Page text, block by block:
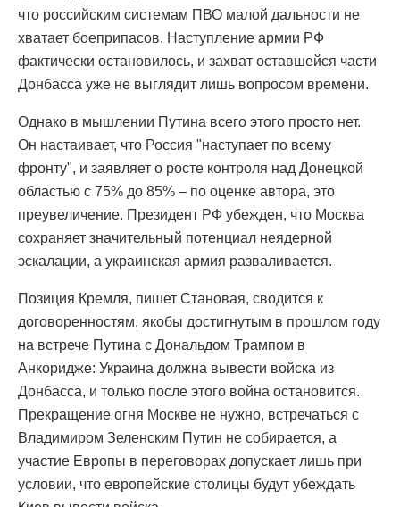
что российским системам ПВО малой дальности не
хватает боеприпасов. Наступление армии РФ
фактически остановилось, и захват оставшейся части
Донбасса уже не выглядит лишь вопросом времени.
Однако в мышлении Путина всего этого просто нет.
Он настаивает, что Россия "наступает по всему
фронту", и заявляет о росте контроля над Донецкой
областью с 75% до 85% – по оценке автора, это
преувеличение. Президент РФ убежден, что Москва
сохраняет значительный потенциал неядерной
эскалации, а украинская армия разваливается.
Позиция Кремля, пишет Становая, сводится к
договоренностям, якобы достигнутым в прошлом году
на встрече Путина с Дональдом Трампом в
Анкоридже: Украина должна вывести войска из
Донбасса, и только после этого война остановится.
Прекращение огня Москве не нужно, встречаться с
Владимиром Зеленским Путин не собирается, а
участие Европы в переговорах допускает лишь при
условии, что европейские столицы будут убеждать